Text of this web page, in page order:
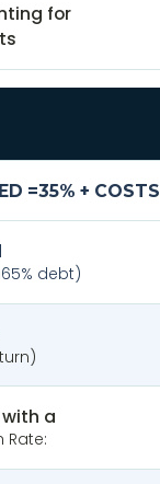
for
=35% + COSTS
65% debt)
a
Rate: